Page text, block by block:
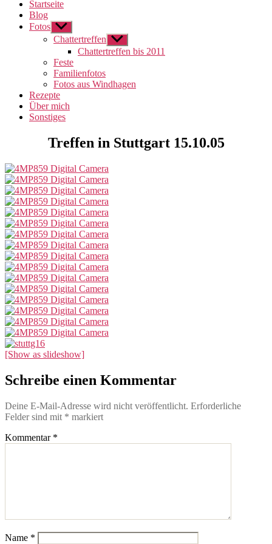
Startseite
Blog
Fotos Untermenü
anzeigen
Chattertreffen Untermenü
anzeigen
Chattertreffen bis 2011
Feste
Familienfotos
Fotos aus Windhagen
Rezepte
Über mich
Sonstiges
Treffen in Stuttgart 15.10.05
[Show as slideshow]
Schreibe einen Kommentar
Deine E-Mail-Adresse wird nicht veröffentlicht. Erforderliche
Felder sind mit * markiert
Kommentar *
Name *